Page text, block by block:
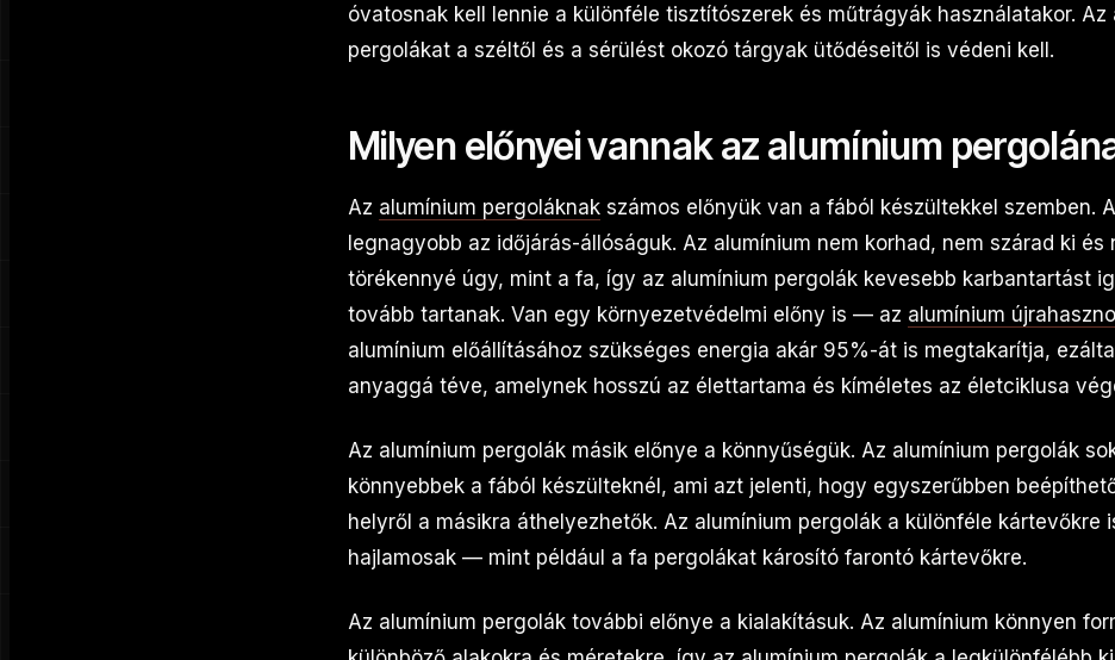
óvatosnak kell lennie a különféle tisztítószerek és műtrágyák használatakor. Az
pergolákat a széltől és a sérülést okozó tárgyak ütődéseitől is védeni kell.
Milyen előnyei vannak az alumínium
Az alumínium pergoláknak számos előnyük van a fából készültekkel szemben.
legnagyobb az időjárás-állóságuk. Az alumínium nem korhad, nem szárad ki és
törékennyé úgy, mint a fa, így az alumínium pergolák kevesebb karbantartást
tovább tartanak. Van egy környezetvédelmi előny is — az alumínium
alumínium előállításához szükséges energia akár 95%-át is megtakarítja,
anyaggá téve, amelynek hosszú az élettartama és kíméletes az életciklusa
Az alumínium pergolák másik előnye a könnyűségük. Az alumínium pergolák
könnyebbek a fából készülteknél, ami azt jelenti, hogy egyszerűbben
helyről a másikra áthelyezhetők. Az alumínium pergolák a különféle kártevőkre
hajlamosak — mint például a fa pergolákat károsító farontó kártevőkre.
Az alumínium pergolák további előnye a kialakításuk. Az alumínium könnyen